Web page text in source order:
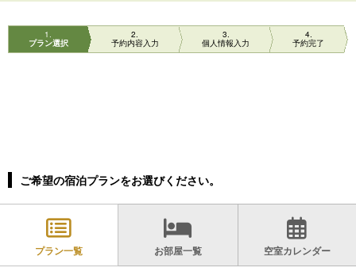
1
プラン選択
2
予約内容入力
3
個人情報入力
4
予約完了
ご希望の宿泊プランをお選びください。
プラン一覧 お部屋一覧 空室カレンダー